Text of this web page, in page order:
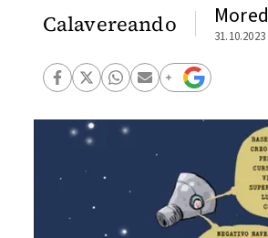
Calavereando Mored
31.10.2023